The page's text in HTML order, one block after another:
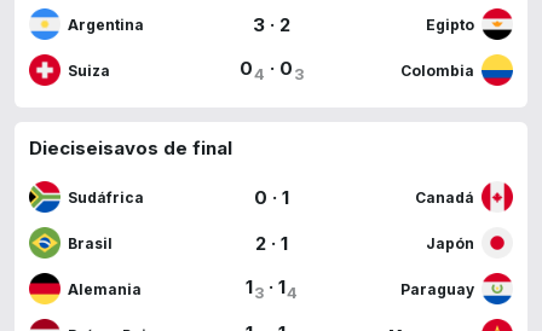
Argentina 3 · 2 Egipto
Suiza 04 · 0 3 Colombia
Dieciseisavos de final
Sudáfrica 0 · 1 Canadá
Brasil 2 · 1 Japón
Alemania 13 · 14 Paraguay